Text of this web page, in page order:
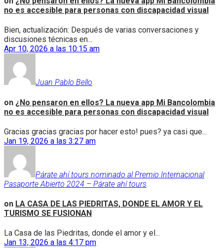
no es accesible para personas con discapacidad visual
Bien, actualización: Después de varias conversaciones y
discusiones técnicas en...
Apr 10, 2026 a las 10:15 am
Juan Pablo Bello
on ¿No pensaron en ellos? La nueva app Mi Bancolombia
no es accesible para personas con discapacidad visual
Gracias gracias gracias por hacer esto! pues? ya casi que...
Jan 19, 2026 a las 3:27 am
Párate ahí tours nominado al Premio Internacional
Pasaporte Abierto 2024 – Párate ahí tours
on LA CASA DE LAS PIEDRITAS, DONDE EL AMOR Y EL
TURISMO SE FUSIONAN
La Casa de las Piedritas, donde el amor y el...
Jan 13, 2026 a las 4:17 pm